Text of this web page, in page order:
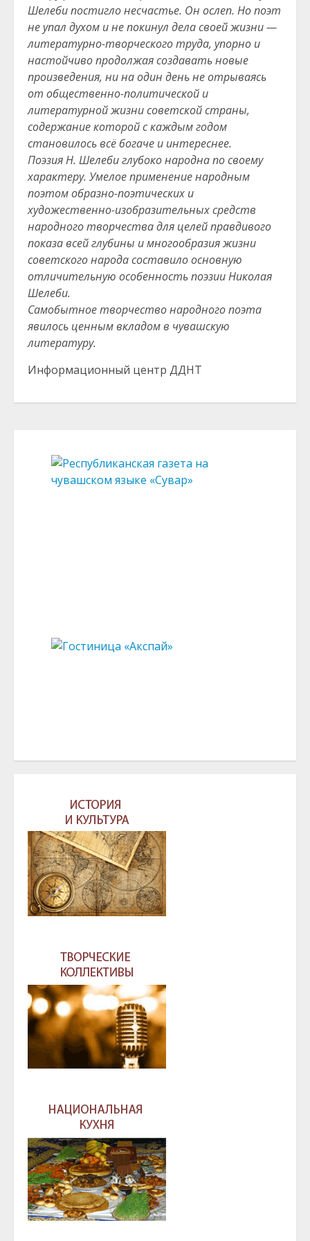
Шелеби постигло несчастье. Он ослеп. Но поэт
не упал духом и не покинул дела своей жизни —
литературно-творческого труда, упорно и
настойчиво продолжая создавать новые
произведения, ни на один день не отрываясь
от общественно-политической и
литературной жизни советской страны,
содержание которой с каждым годом
становилось всё богаче и интереснее.
Поэзия Н. Шелеби глубоко народна по своему
характеру. Умелое применение народным
поэтом образно-поэтических и
художественно-изобразительных средств
народного творчества для целей правдивого
показа всей глубины и многообразия жизни
советского народа составило основную
отличительную особенность поэзии Николая
Шелеби.
Самобытное творчество народного поэта
явилось ценным вкладом в чувашскую
литературу.
Информационный центр ДДНТ